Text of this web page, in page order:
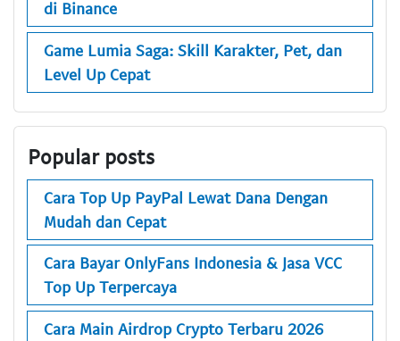
di Binance
Game Lumia Saga: Skill Karakter, Pet, dan
Level Up Cepat
Popular posts
Cara Top Up PayPal Lewat Dana Dengan
Mudah dan Cepat
Cara Bayar OnlyFans Indonesia & Jasa VCC
Top Up Terpercaya
Cara Main Airdrop Crypto Terbaru 2026